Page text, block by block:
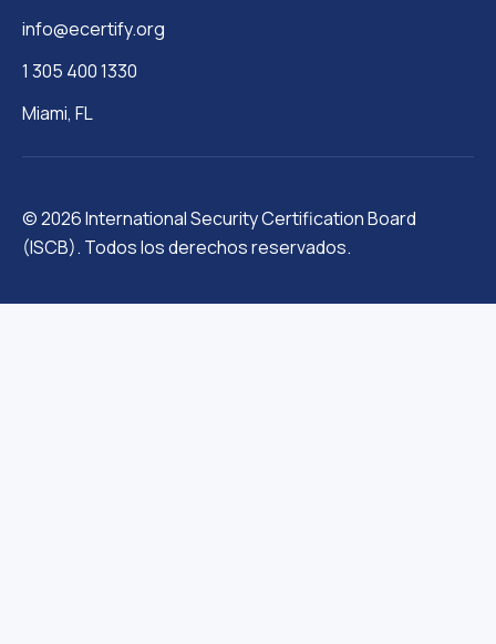
info@ecertify.org
1 305 400 1330
Miami, FL
© 2026 International Security Certification Board
(ISCB). Todos los derechos reservados.